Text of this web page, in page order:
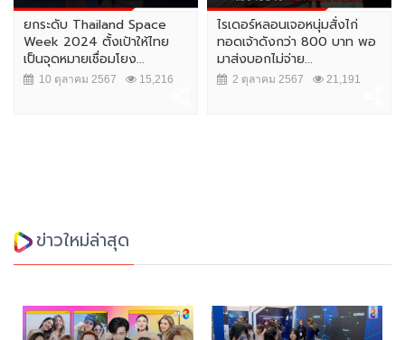
ยกระดับ Thailand Space
Week 2024 ตั้งเป้าให้ไทย
เป็นจุดหมายเชื่อมโยง...
10 ตุลาคม 2567 15,216
ไรเดอร์หลอนเจอหนุ่มสั่งไก่
ทอดเจ้าดังกว่า 800 บาท พอ
มาส่งบอกไม่จ่าย...
2 ตุลาคม 2567 21,191
ข่าวใหม่ล่าสุด